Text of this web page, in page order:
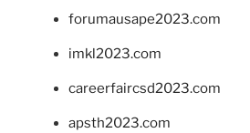
forumausape2023.com
imkl2023.com
careerfaircsd2023.com
apsth2023.com